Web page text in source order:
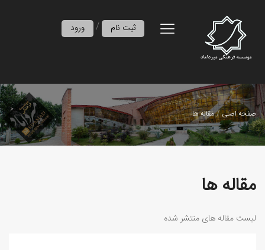
ورود / ثبت نام
صفحه اصلی مقاله ها
مقاله ها
لیست مقاله های منتشر شده